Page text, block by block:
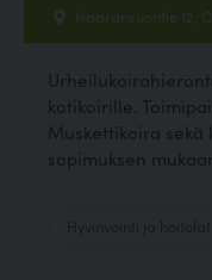
Haaransuontie 12,
kotikoirille.
Muskettikoira
sopimuksen